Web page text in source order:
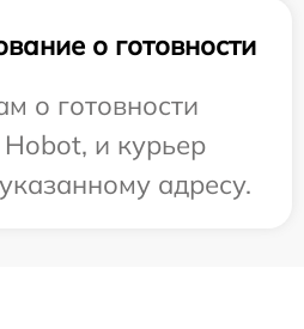
о готовности
о готовности
и курьер
адресу.